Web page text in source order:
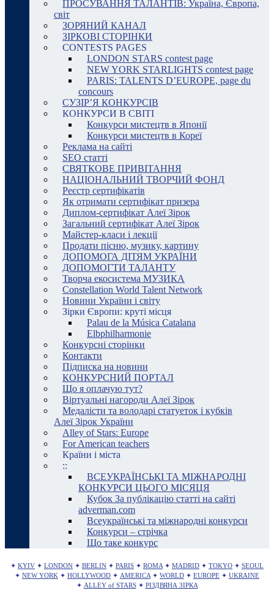
ПРОСУВАННЯ ТАЛАНТІВ: Україна, Європа,
світ
ЗОРЯНИЙ КАНАЛ
ЗІРКОВІ СТОРІНКИ
CONTESTS PAGES
LONDON STARS contest page
NEW YORK STARLIGHTS contest page
PARIS: TALENTS D’EUROPE, page du
concours
СУЗІР’Я КОНКУРСІВ
КОНКУРСИ В СВІТІ
Конкурси мистецтв в Японії
Конкурси мистецтв в Кореї
Реклама на сайті
SEO статті
СВЯТКОВЕ ПРИВІТАННЯ
НАЦІОНАЛЬНИЙ ТВОРЧИЙ ФОНД
Реєстр сертифікатів
Як отримати сертифікат призера
Диплом-сертифікат Алеї Зірок
Загальний сертифікат Алеї Зірок
Майстер-класи і лекції
Продати пісню, музику, картину
ДОПОМОГА ДІТЯМ УКРАЇНИ
ДОПОМОГТИ ТАЛАНТУ
Творча екосистема МУЗИКА
Constellation World Talent Network
Новини України і світу
Зірки Європи: круті місця
Palau de la Música Catalana
Elbphilharmonie
Конкурсні сторінки
Контакти
Підписка на новини
КОНКУРСНИЙ ПОРТАЛ
Що я оплачую тут?
Віртуальні нагороди Алеї Зірок
Медалісти та володарі статуеток і кубків
Алеї Зірок України
Alley of Stars: Europe
For American teachers
Країни і міста
::
ВСЕУКРАЇНСЬКІ ТА МІЖНАРОДНІ
КОНКУРСИ ЦЬОГО МІСЯЦЯ
Кубок За публікацію статті на сайті
adverman.com
Всеукраїнські та міжнародні конкурси
Конкурси – стрічка
Що таке конкурс
✦ KYIV ✦ LONDON ✦ BERLIN ✦ PARIS ✦ ROMA ✦ MADRID ✦ TOKYO ✦ SEOUL
✦ NEW YORK ✦ HOLLYWOOD ✦ AMERICA ✦ WORLD ✦ EUROPE ✦ UKRAINE
✦ ALLEY of STARS ✦ РІЗДВЯНА ЗІРКА